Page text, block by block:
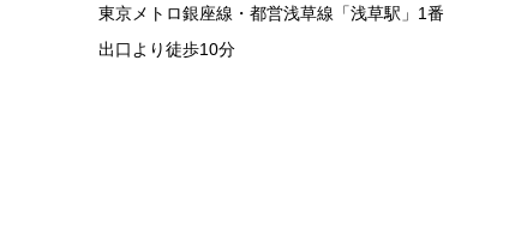
東京メトロ銀座線・都営浅草線「浅草駅」1番
出口より徒歩10分